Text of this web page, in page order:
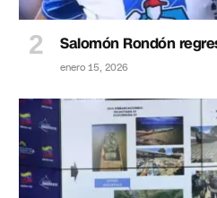
Salomón Rondón
enero 15, 2026